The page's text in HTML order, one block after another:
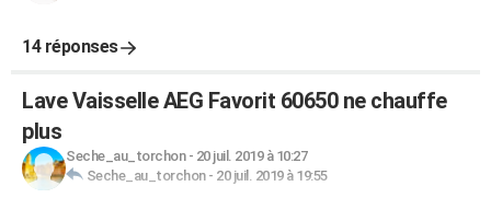
14 réponses
Lave Vaisselle AEG Favorit 60650 ne chauffe
plus
Seche_au_torchon- 20 juil. 2019 à 10:27
Seche_au_torchon- 20 juil. 2019 à 19:55